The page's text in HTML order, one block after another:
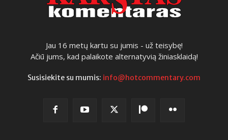
Jau 16 metų kartu su jumis - už teisybę!
Ačiū jums, kad palaikote alternatyvią žiniasklaidą!
Susisiekite su mumis: info@hotcommentary.com